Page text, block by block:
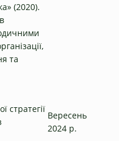
(2020).
та
стратегії
Вересень
2024 р.